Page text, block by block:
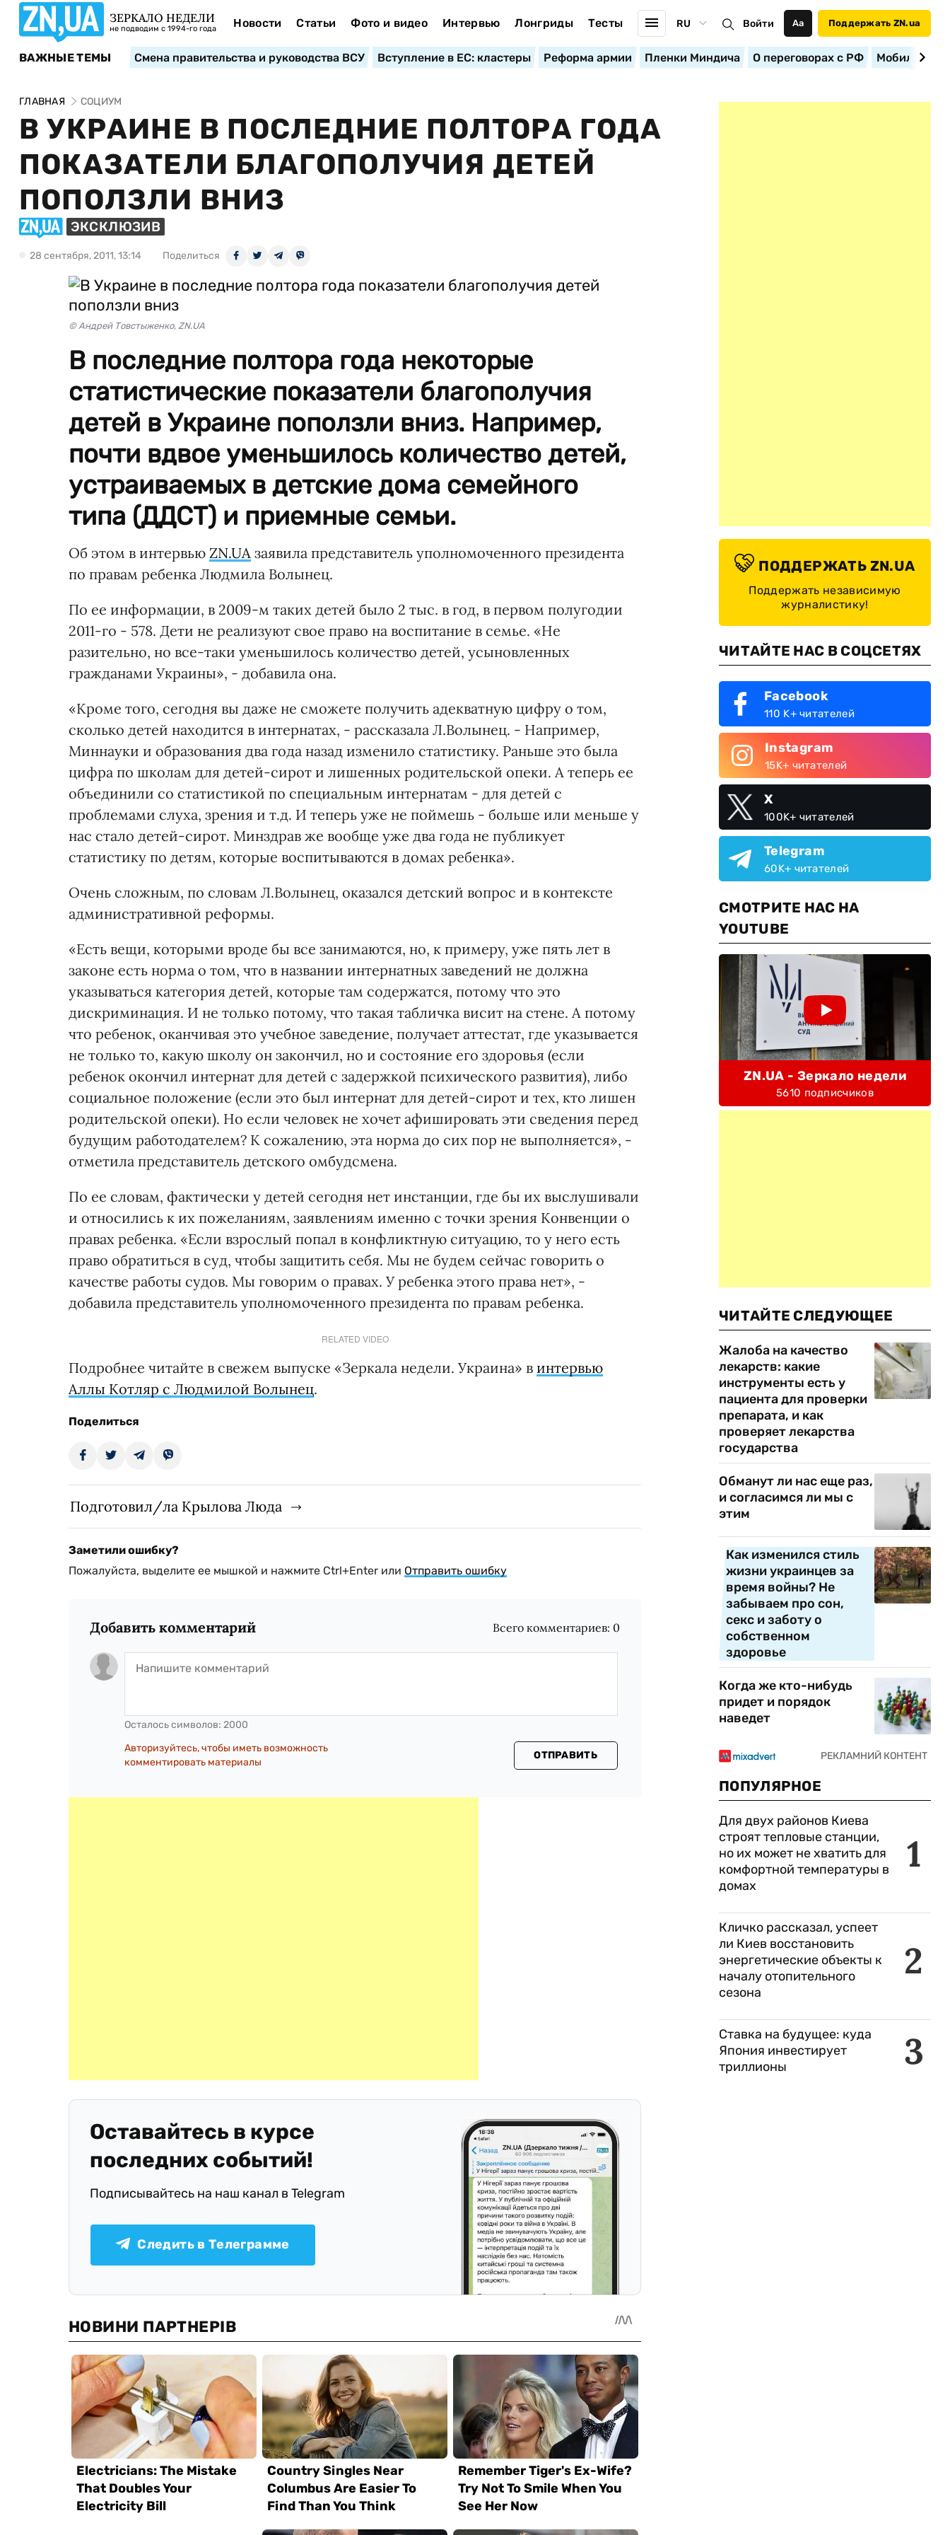
ЗЕРКАЛО НЕДЕЛИ
не подводим с 1994-го года Новости Статьи Фото и видео Интервью Лонгриды Тесты RU Войти Аа Поддержать ZN.ua
ВАЖНЫЕ ТЕМЫ Смена правительства и руководства ВСУ Вступление в ЕС: кластеры Реформа армии Пленки Миндича О переговорах с РФ
ГЛАВНАЯ СОЦИУМ
В УКРАИНЕ В ПОСЛЕДНИЕ ПОЛТОРА ГОДА
ПОКАЗАТЕЛИ БЛАГОПОЛУЧИЯ ДЕТЕЙ
ПОПОЛЗЛИ ВНИЗ
ЭКСКЛЮЗИВ
28 сентября, 2011, 13:14 Поделиться
© Андрей Товстыженко, ZN.UA
В последние полтора года некоторые
статистические показатели благополучия
детей в Украине поползли вниз. Например,
почти вдвое уменьшилось количество детей,
устраиваемых в детские дома семейного
типа (ДДСТ) и приемные семьи.
Об этом в интервью ZN.UA заявила представитель уполномоченного президента
по правам ребенка Людмила Волынец.
По ее информации, в 2009-м таких детей было 2 тыс. в год, в первом полугодии
2011-го - 578. Дети не реализуют свое право на воспитание в семье. «Не
разительно, но все-таки уменьшилось количество детей, усыновленных
гражданами Украины», - добавила она.
«Кроме того, сегодня вы даже не сможете получить адекватную цифру о том,
сколько детей находится в интернатах, - рассказала Л.Волынец. - Например,
Миннауки и образования два года назад изменило статистику. Раньше это была
цифра по школам для детей-сирот и лишенных родительской опеки. А теперь ее
объединили со статистикой по специальным интернатам - для детей с
проблемами слуха, зрения и т.д. И теперь уже не поймешь - больше или меньше у
нас стало детей-сирот. Минздрав же вообще уже два года не публикует
статистику по детям, которые воспитываются в домах ребенка».
Очень сложным, по словам Л.Волынец, оказался детский вопрос и в контексте
административной реформы.
«Есть вещи, которыми вроде бы все занимаются, но, к примеру, уже пять лет в
законе есть норма о том, что в названии интернатных заведений не должна
указываться категория детей, которые там содержатся, потому что это
дискриминация. И не только потому, что такая табличка висит на стене. А потому
что ребенок, оканчивая это учебное заведение, получает аттестат, где указывается
не только то, какую школу он закончил, но и состояние его здоровья (если
ребенок окончил интернат для детей с задержкой психического развития), либо
социальное положение (если это был интернат для детей-сирот и тех, кто лишен
родительской опеки). Но если человек не хочет афишировать эти сведения перед
будущим работодателем? К сожалению, эта норма до сих пор не выполняется», -
отметила представитель детского омбудсмена.
По ее словам, фактически у детей сегодня нет инстанции, где бы их выслушивали
и относились к их пожеланиям, заявлениям именно с точки зрения Конвенции о
правах ребенка. «Если взрослый попал в конфликтную ситуацию, то у него есть
право обратиться в суд, чтобы защитить себя. Мы не будем сейчас говорить о
качестве работы судов. Мы говорим о правах. У ребенка этого права нет», -
добавила представитель уполномоченного президента по правам ребенка.
RELATED VIDEO
Подробнее читайте в свежем выпуске «Зеркала недели. Украина» в интервью
Аллы Котляр с Людмилой Волынец.
Поделиться
Подготовил/ла Крылова Люда
Заметили ошибку?
Пожалуйста, выделите ее мышкой и нажмите Ctrl+Enter или Отправить ошибку
Добавить комментарий Всего комментариев: 0
Осталось символов: 2000
Авторизуйтесь, чтобы иметь возможность
комментировать материалы
ОТПРАВИТЬ
Оставайтесь в курсе
последних событий!
Подписывайтесь на наш канал в Telegram
Следить в Телеграмме
ПОДДЕРЖАТЬ ZN.UA
Поддержать независимую
журналистику!
ЧИТАЙТЕ НАС В СОЦСЕТЯХ
Facebook
110 K+ читателей
Instagram
15K+ читателей
X
100K+ читателей
Telegram
60K+ читателей
СМОТРИТЕ НАС НА
YOUTUBE
ZN.UA - Зеркало недели
5610 подписчиков
ЧИТАЙТЕ СЛЕДУЮЩЕЕ
Жалоба на качество
лекарств: какие
инструменты есть у
пациента для проверки
препарата, и как
проверяет лекарства
государства
Обманут ли нас еще раз,
и согласимся ли мы с
этим
Как изменился стиль
жизни украинцев за
время войны? Не
забываем про сон,
секс и заботу о
собственном
здоровье
Когда же кто-нибудь
придет и порядок
наведет
ПОПУЛЯРНОЕ
1
Для двух районов Киева
строят тепловые станции,
но их может не хватить для
комфортной температуры в
домах
2
Кличко рассказал, успеет
ли Киев восстановить
энергетические объекты к
началу отопительного
сезона
3
Ставка на будущее: куда
Япония инвестирует
триллионы